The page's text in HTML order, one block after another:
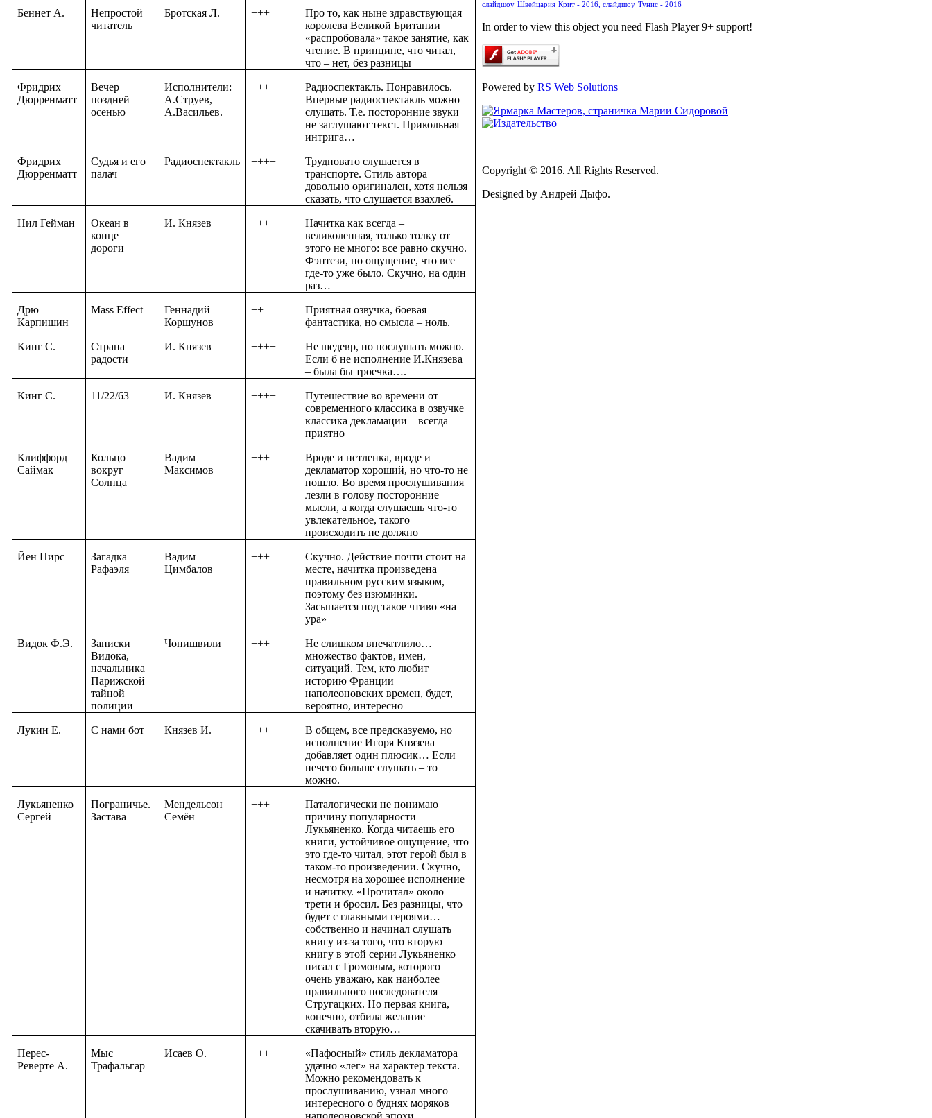
Беннет А.
Непростой
читатель
Бротская Л. +++
Про то, как ныне здравствующая
королева Великой Британии
«распробовала» такое занятие, как
чтение. В принципе, что читал,
что – нет, без разницы
Фридрих
Дюрренматт
Вечер
поздней
осенью
Исполнители:
А.Струев,
А.Васильев.
++++
Радиоспектакль. Понравилось.
Впервые радиоспектакль можно
слушать. Т.е. посторонние звуки
не заглушают текст. Прикольная
интрига…
Фридрих
Дюрренматт
Судья и его
палач
Радиоспектакль ++++
Трудновато слушается в
транспорте. Стиль автора
довольно оригинален, хотя нельзя
сказать, что слушается взахлеб.
Нил Гейман
Океан в
конце
дороги
И. Князев +++
Начитка как всегда –
великолепная, только толку от
этого не много: все равно скучно.
Фэнтези, но ощущение, что все
где-то уже было. Скучно, на один
раз…
Дрю
Карпишин
Mass Effect
Геннадий
Коршунов
++
Приятная озвучка, боевая
фантастика, но смысла – ноль.
Кинг С.
Страна
радости
И. Князев ++++
Не шедевр, но послушать можно.
Если б не исполнение И.Князева
– была бы троечка….
Кинг С. 11/22/63 И. Князев ++++
Путешествие во времени от
современного классика в озвучке
классика декламации – всегда
приятно
Клиффорд
Саймак
Кольцо
вокруг
Солнца
Вадим
Максимов
+++
Вроде и нетленка, вроде и
декламатор хороший, но что-то не
пошло. Во время прослушивания
лезли в голову посторонние
мысли, а когда слушаешь что-то
увлекательное, такого
происходить не должно
Йен Пирс
Загадка
Рафаэля
Вадим
Цимбалов
+++
Скучно. Действие почти стоит на
месте, начитка произведена
правильном русским языком,
поэтому без изюминки.
Засыпается под такое чтиво «на
ура»
Видок Ф.Э.
Записки
Видока,
начальника
Парижской
тайной
полиции
Чонишвили +++
Не слишком впечатлило…
множество фактов, имен,
ситуаций. Тем, кто любит
историю Франции
наполеоновских времен, будет,
вероятно, интересно
Лукин Е. С нами бот Князев И. ++++
В общем, все предсказуемо, но
исполнение Игоря Князева
добавляет один плюсик… Если
нечего больше слушать – то
можно.
Лукьяненко
Сергей
Пограничье.
Застава
Мендельсон
Семён
+++
Паталогически не понимаю
причину популярности
Лукьяненко. Когда читаешь его
книги, устойчивое ощущение, что
это где-то читал, этот герой был в
таком-то произведении. Скучно,
несмотря на хорошее исполнение
и начитку. «Прочитал» около
трети и бросил. Без разницы, что
будет с главными героями…
собственно и начинал слушать
книгу из-за того, что вторую
книгу в этой серии Лукьяненко
писал с Громовым, которого
очень уважаю, как наиболее
правильного последователя
Стругацких. Но первая книга,
конечно, отбила желание
скачивать вторую…
Перес-
Реверте А.
Мыс
Трафальгар
Исаев О. ++++
«Пафосный» стиль декламатора
удачно «лег» на характер текста.
Можно рекомендовать к
прослушиванию, узнал много
интересного о буднях моряков
слайдшоу Швейцария Крит - 2016, слайдшоу Тунис - 2016
In order to view this object you need Flash Player 9+ support!
Powered by RS Web Solutions
Copyright © 2016. All Rights Reserved.
Designed by Андрей Дыфо.